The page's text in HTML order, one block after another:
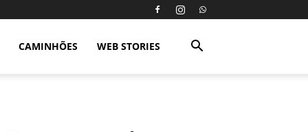
CAMINHÕES WEB STORIES